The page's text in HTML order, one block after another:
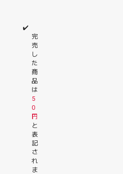
✔️
完
売
し
た
商
品
は
5
0
円
と
表
記
さ
れ
ま